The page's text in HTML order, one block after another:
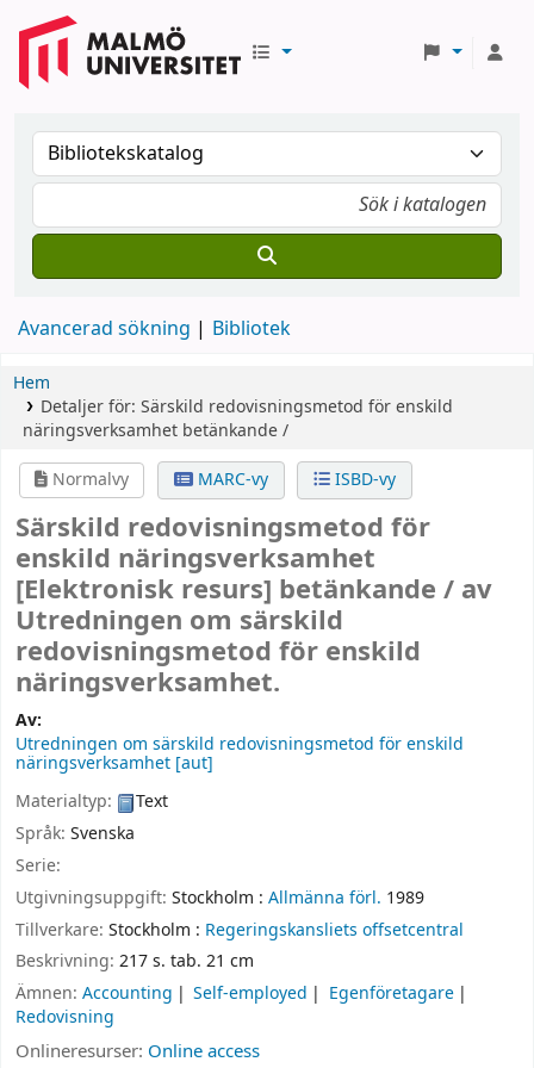
Avancerad sökning Bibliotek
Hem
Detaljer för: Särskild redovisningsmetod för enskild
näringsverksamhet betänkande /
Normalvy
MARC-vy ISBD-vy
Särskild redovisningsmetod för
enskild näringsverksamhet
[Elektronisk resurs] betänkande / av
Utredningen om särskild
redovisningsmetod för enskild
näringsverksamhet.
Av:
Utredningen om särskild redovisningsmetod för enskild
näringsverksamhet [aut]
Materialtyp:
Text
Språk: Svenska
Serie:
Utgivningsuppgift: Stockholm : Allmänna förl. 1989
Tillverkare: Stockholm : Regeringskansliets offsetcentral
Beskrivning: 217 s. tab. 21 cm
Ämnen: Accounting Self-employed
Egenföretagare
Redovisning
Onlineresurser: Online access